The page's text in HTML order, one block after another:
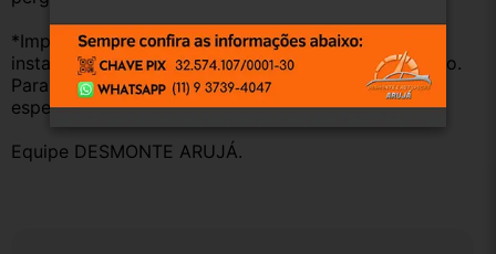
*Importante: Não nos responsabilizamos por
instalações inadequadas ou uso indevido do produto.
Para evitar problemas, consulte um profissional
especializado.
Equipe DESMONTE ARUJÁ.